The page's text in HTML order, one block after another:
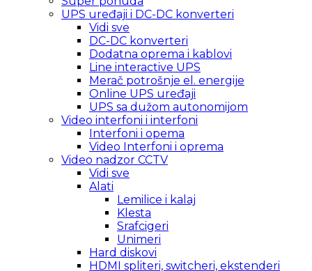
UPS uređaji i DC-DC konverteri
Vidi sve
DC-DC konverteri
Dodatna oprema i kablovi
Line interactive UPS
Merač potrošnje el. energije
Online UPS uređaji
UPS sa dužom autonomijom
Video interfoni i interfoni
Interfoni i opema
Video Interfoni i oprema
Video nadzor CCTV
Vidi sve
Alati
Lemilice i kalaj
Klesta
Srafcigeri
Unimeri
Hard diskovi
HDMI spliteri, switcheri, ekstenderi